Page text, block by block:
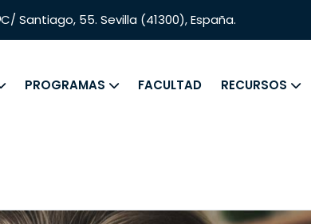
C/ Santiago, 55. Sevilla (41300), España.
PROGRAMAS FACULTAD RECURSOS